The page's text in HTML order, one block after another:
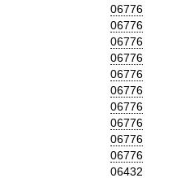
06776
06776
06776
06776
06776
06776
06776
06776
06776
06776
06432